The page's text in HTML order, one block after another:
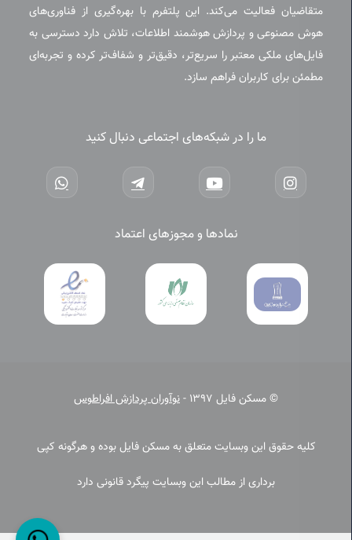
متقاضیان فعالیت می‌کند. این پلتفرم با بهره‌گیری از فناوری‌های
هوش مصنوعی و پردازش هوشمند اطلاعات، تلاش دارد دسترسی به
فایل‌های ملکی معتبر را سریع‌تر، دقیق‌تر و شفاف‌تر کرده و تجربه‌ای
مطمئن برای کاربران فراهم سازد.
ما را در شبکه‌های اجتماعی دنبال کنید
نمادها و مجوزهای اعتماد
© مسکن فایل 1397 - نوآوران پردازش افراطوس
کلیه حقوق این وبسایت متعلق به مسکن فایل بوده و هرگونه کپی
برداری از مطالب این وبسایت پیگرد قانونی دارد